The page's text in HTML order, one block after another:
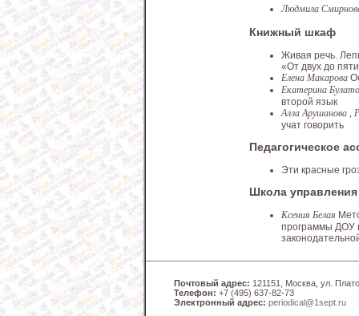
Людмила
Книжный шкаф
Живая речь.
«От двух до
Елена Макарова
Екатерина
второй язык
Алла Арушанова ,
учат говорить
Педагогическое
Эти красные
Школа управления
Ксения Белая
программы ДОУ
Почтовый адрес: 121151, Москва, ул.
Телефон: +7 (495) 637-82-73
Электронный адрес: periodical@1sept.ru